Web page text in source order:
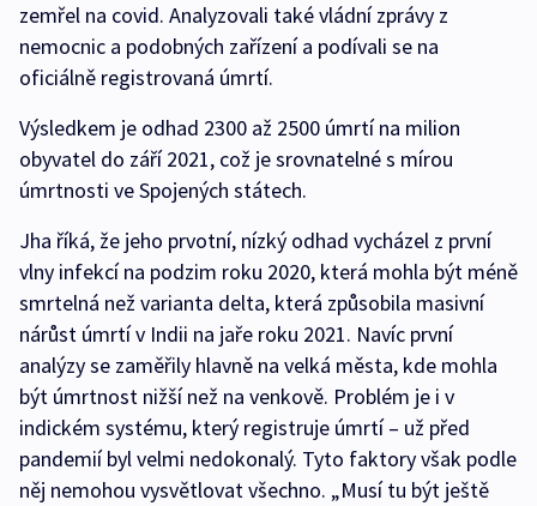
zemřel na covid. Analyzovali také vládní zprávy z
nemocnic a podobných zařízení a podívali se na
oficiálně registrovaná úmrtí.
Výsledkem je odhad 2300 až 2500 úmrtí na milion
obyvatel do září 2021, což je srovnatelné s mírou
úmrtnosti ve Spojených státech.
Jha říká, že jeho prvotní, nízký odhad vycházel z první
vlny infekcí na podzim roku 2020, která mohla být méně
smrtelná než varianta delta, která způsobila masivní
nárůst úmrtí v Indii na jaře roku 2021. Navíc první
analýzy se zaměřily hlavně na velká města, kde mohla
být úmrtnost nižší než na venkově. Problém je i v
indickém systému, který registruje úmrtí –⁠ už před
pandemií byl velmi nedokonalý. Tyto faktory však podle
něj nemohou vysvětlovat všechno. „Musí tu být ještě